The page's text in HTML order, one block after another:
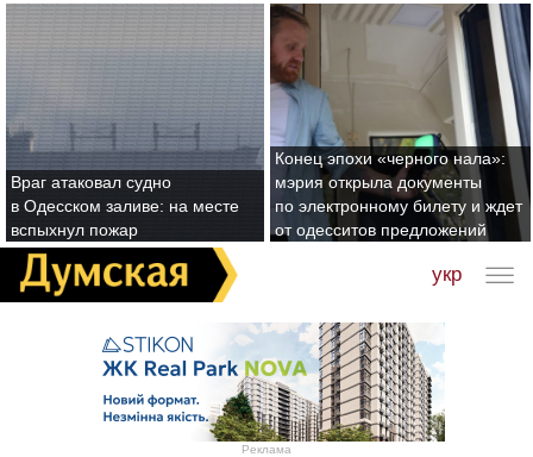
Враг атаковал судно
в Одесском заливе: на месте
вспыхнул пожар
Конец эпохи «черного нала»:
мэрия открыла документы
по электронному билету и ждет
от одесситов предложений
укр
Реклама